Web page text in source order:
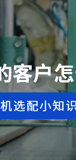
关于91短视频